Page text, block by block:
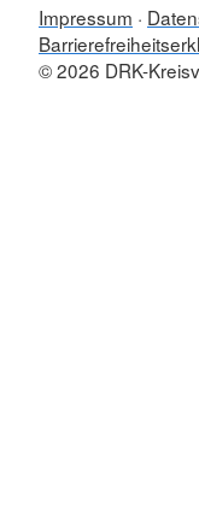
Impressum
© 2026 DRK-